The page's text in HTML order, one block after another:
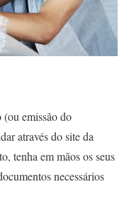
(ou emissão do
através do site da
tenha em mãos os seus
necessários